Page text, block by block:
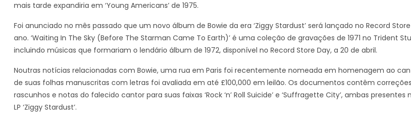
mais tarde expandiria em ‘Young Americans’ de 1975.
Foi anunciado no mês passado que um novo álbum de Bowie da era ‘Ziggy Stardust’ será lançado no Record
ano. ‘Waiting In The Sky (Before The Starman Came To Earth)’ é uma coleção de gravações de 1971 no Trident
incluindo músicas que formariam o lendário álbum de 1972, disponível no Record Store Day, a 20 de abril.
Noutras notícias relacionadas com Bowie, uma rua em Paris foi recentemente nomeada em homenagem ao
de suas folhas manuscritas com letras foi avaliada em até £100,000 em leilão. Os documentos contêm
rascunhos e notas do falecido cantor para suas faixas ‘Rock ‘n’ Roll Suicide’ e ‘Suffragette City’, ambas presentes
LP ‘Ziggy Stardust’.